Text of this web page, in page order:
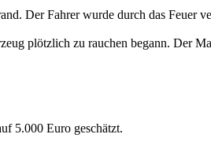
Der Fahrer wurde durch das Feuer
plötzlich zu rauchen begann. Der
5.000 Euro geschätzt.